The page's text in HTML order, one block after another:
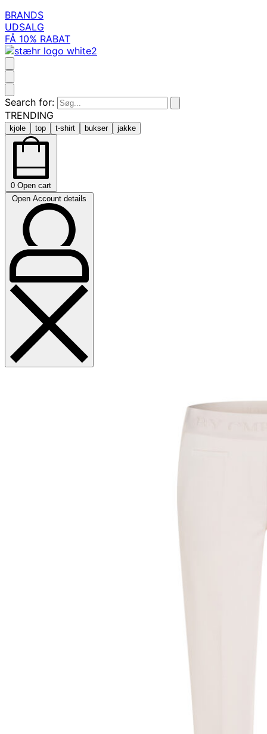
BRANDS
UDSALG
FÅ 10% RABAT
Search for:
TRENDING
kjole top t-shirt bukser jakke
0 Open cart
Open Account details